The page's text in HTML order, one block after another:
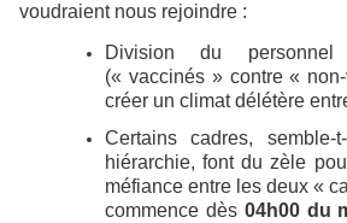
voudraient nous rejoindre :
Division du
(« vaccinés » contre «
créer un climat délétère
Certains cadres,
hiérarchie, font du zèle
méfiance entre les deux «
commence dès 04h00 du